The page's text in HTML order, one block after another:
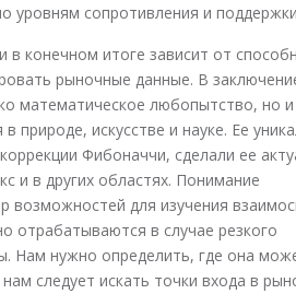
уровням сопротивления и
конечном итоге зависит от
рыночные данные. В
математическое любопытство, но и
природе, искусстве и науке. Ее
Фибоначчи, сделали ее
и в других областях. Понимание
для изучения
отрабатываются в случае резкого
Нам нужно определить, где она
следует искать точки входа в